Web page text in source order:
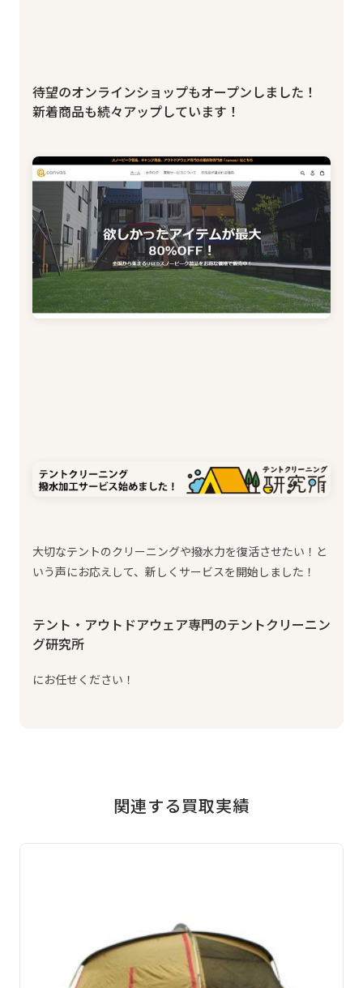
待望のオンラインショップもオープンしました！
新着商品も続々アップしています！
大切なテントのクリーニングや撥水力を復活させたい！と
いう声にお応えして、新しくサービスを開始しました！
テント・アウトドアウェア専門のテントクリーニン
グ研究所
にお任せください！
関連する買取実績